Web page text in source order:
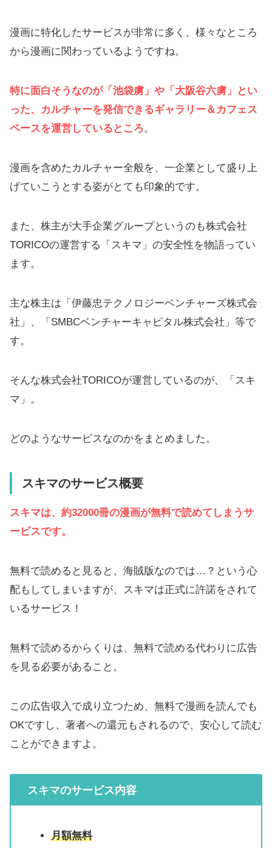
漫画に特化したサービスが非常に多く、様々なところ
から漫画に関わっているようですね。
特に面白そうなのが「池袋虜」や「大阪谷六虜」とい
った、カルチャーを発信できるギャラリー＆カフェス
ペースを運営しているところ。
漫画を含めたカルチャー全般を、一企業として盛り上
げていこうとする姿がとても印象的です。
また、株主が大手企業グループというのも株式会社
TORICOの運営する「スキマ」の安全性を物語ってい
ます。
主な株主は「伊藤忠テクノロジーベンチャーズ株式会
社」、「SMBCベンチャーキャピタル株式会社」等で
す。
そんな株式会社TORICOが運営しているのが、「スキ
マ」。
どのようなサービスなのかをまとめました。
スキマのサービス概要
スキマは、約32000冊の漫画が無料で読めてしまうサ
ービスです。
無料で読めると見ると、海賊版なのでは…？という心
配もしてしまいますが、スキマは正式に許諾をされて
いるサービス！
無料で読めるからくりは、無料で読める代わりに広告
を見る必要があること。
この広告収入で成り立つため、無料で漫画を読んでも
OKですし、著者への還元もされるので、安心して読む
ことができますよ。
スキマのサービス内容
月額無料